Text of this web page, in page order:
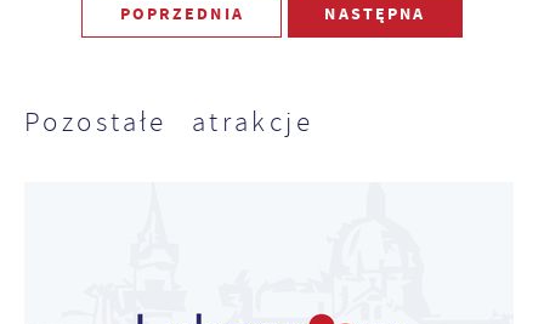
POPRZEDNIA NASTĘPNA
Pozostałe atrakcje